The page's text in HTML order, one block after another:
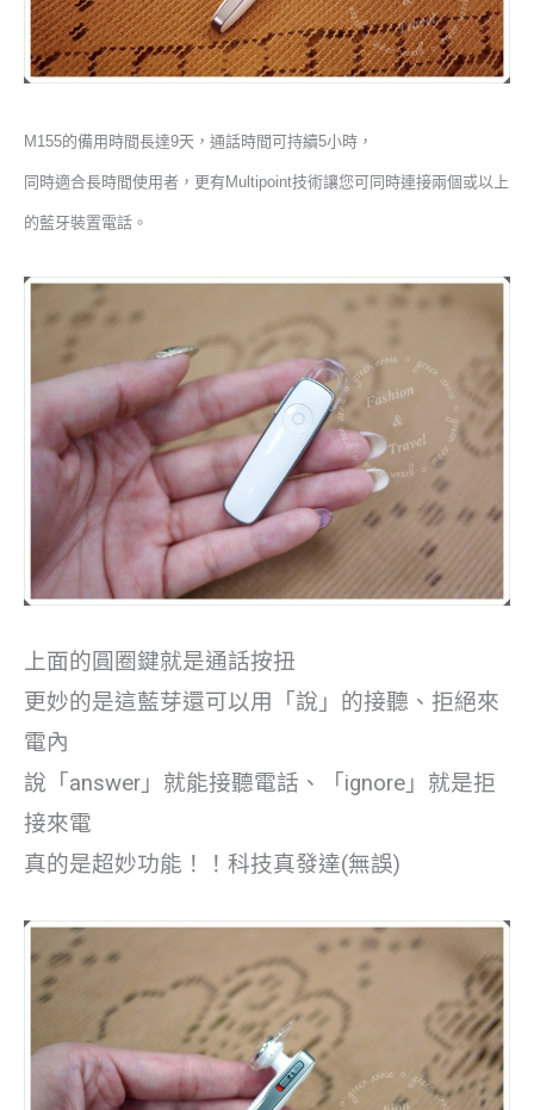
M155的備用時間長達9天，通話時間可持續5小時，
同時適合長時間使用者，更有Multipoint技術讓您可同時連接兩個或以上
的藍牙裝置電話。
上面的圓圈鍵就是通話按扭
更妙的是這藍芽還可以用「說」的接聽、拒絕來
電內
說「answer」就能接聽電話、「ignore」就是拒
接來電
真的是超妙功能！！科技真發達(無誤)